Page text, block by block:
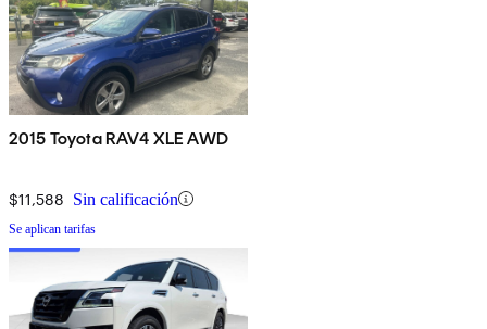
2015 Toyota RAV4 XLE AWD
$11,588 Sin calificación
Se aplican tarifas